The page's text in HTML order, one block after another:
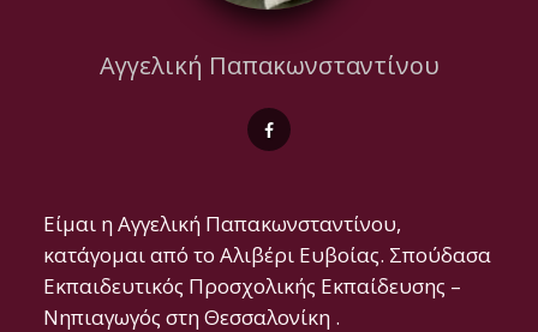
Αγγελική Παπακωνσταντίνου
Είμαι η Αγγελική Παπακωνσταντίνου,
κατάγομαι από το Αλιβέρι Ευβοίας. Σπούδασα
Εκπαιδευτικός Προσχολικής Εκπαίδευσης –
Νηπιαγωγός στη Θεσσαλονίκη .